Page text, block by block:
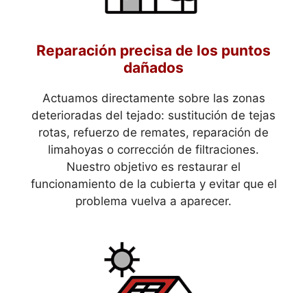
Reparación precisa de los puntos
dañados
Actuamos directamente sobre las zonas
deterioradas del tejado: sustitución de tejas
rotas, refuerzo de remates, reparación de
limahoyas o corrección de filtraciones.
Nuestro objetivo es restaurar el
funcionamiento de la cubierta y evitar que el
problema vuelva a aparecer.